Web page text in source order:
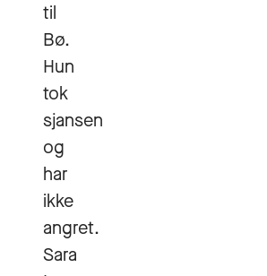
til
Bø.
Hun
tok
sjansen
og
har
ikke
angret.
Sara